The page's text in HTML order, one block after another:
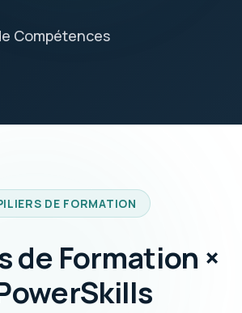
Compétences
DE FORMATION
de Formation ×